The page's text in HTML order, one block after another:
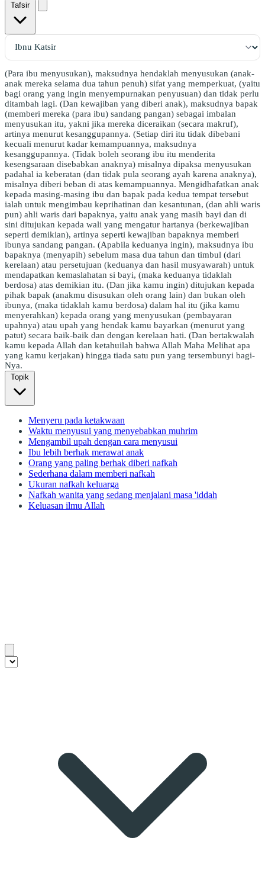
Tafsir
(Para ibu menyusukan), maksudnya hendaklah menyusukan (anak-
anak mereka selama dua tahun penuh) sifat yang memperkuat, (yaitu
bagi orang yang ingin menyempurnakan penyusuan) dan tidak perlu
ditambah lagi. (Dan kewajiban yang diberi anak), maksudnya bapak
(memberi mereka (para ibu) sandang pangan) sebagai imbalan
menyusukan itu, yakni jika mereka diceraikan (secara makruf),
artinya menurut kesanggupannya. (Setiap diri itu tidak dibebani
kecuali menurut kadar kemampuannya, maksudnya
kesanggupannya. (Tidak boleh seorang ibu itu menderita
kesengsaraan disebabkan anaknya) misalnya dipaksa menyusukan
padahal ia keberatan (dan tidak pula seorang ayah karena anaknya),
misalnya diberi beban di atas kemampuannya. Mengidhafatkan anak
kepada masing-masing ibu dan bapak pada kedua tempat tersebut
ialah untuk mengimbau keprihatinan dan kesantunan, (dan ahli waris
pun) ahli waris dari bapaknya, yaitu anak yang masih bayi dan di
sini ditujukan kepada wali yang mengatur hartanya (berkewajiban
seperti demikian), artinya seperti kewajiban bapaknya memberi
ibunya sandang pangan. (Apabila keduanya ingin), maksudnya ibu
bapaknya (menyapih) sebelum masa dua tahun dan timbul (dari
kerelaan) atau persetujuan (keduanya dan hasil musyawarah) untuk
mendapatkan kemaslahatan si bayi, (maka keduanya tidaklah
berdosa) atas demikian itu. (Dan jika kamu ingin) ditujukan kepada
pihak bapak (anakmu disusukan oleh orang lain) dan bukan oleh
ibunya, (maka tidaklah kamu berdosa) dalam hal itu (jika kamu
menyerahkan) kepada orang yang menyusukan (pembayaran
upahnya) atau upah yang hendak kamu bayarkan (menurut yang
patut) secara baik-baik dan dengan kerelaan hati. (Dan bertakwalah
kamu kepada Allah dan ketahuilah bahwa Allah Maha Melihat apa
yang kamu kerjakan) hingga tiada satu pun yang tersembunyi bagi-
Nya.
Topik
Menyeru pada ketakwaan
Waktu menyusui yang menyebabkan muhrim
Mengambil upah dengan cara menyusui
Ibu lebih berhak merawat anak
Orang yang paling berhak diberi nafkah
Sederhana dalam memberi nafkah
Ukuran nafkah keluarga
Nafkah wanita yang sedang menjalani masa 'iddah
Keluasan ilmu Allah